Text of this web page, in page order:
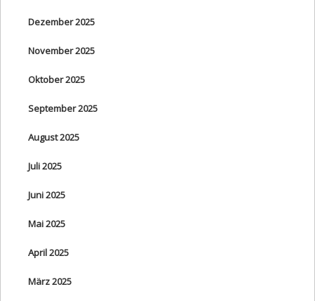
Dezember 2025
November 2025
Oktober 2025
September 2025
August 2025
Juli 2025
Juni 2025
Mai 2025
April 2025
März 2025